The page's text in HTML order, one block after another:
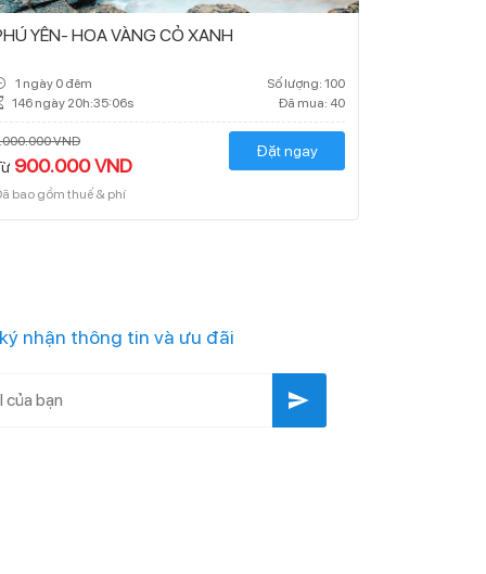
YÊN- HOA VÀNG CỎ XANH
1 ngày 0 đêm
Số lượng: 100
146 ngày 20h:35:05s
Đã mua: 40
VND
900.000 VND
bao gồm thuế & phí
Đặt ngay
nhận thông tin và ưu đãi